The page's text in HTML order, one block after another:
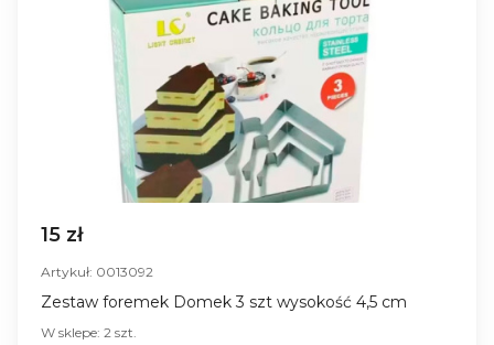
15 zł
Artykuł: 0013092
Zestaw foremek Domek 3 szt wysokość 4,5 cm
W sklepe: 2 szt.